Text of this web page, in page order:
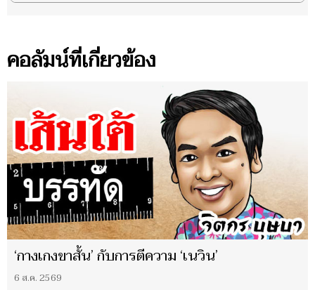
คอลัมน์ที่เกี่ยวข้อง
‘กางเกงขาสั้น’ กับการตีความ ‘เนวิน’
6 ส.ค. 2569